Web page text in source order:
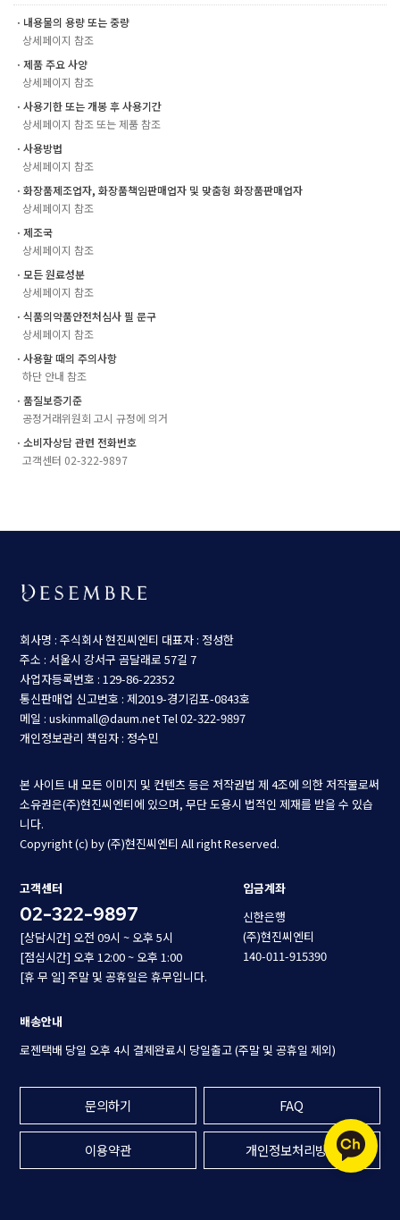
ㆍ내용물의 용량 또는 중량
상세페이지 참조
ㆍ제품 주요 사양
상세페이지 참조
ㆍ사용기한 또는 개봉 후 사용기간
상세페이지 참조 또는 제품 참조
ㆍ사용방법
상세페이지 참조
ㆍ화장품제조업자, 화장품책임판매업자 및 맞춤형 화장품판매업자
상세페이지 참조
ㆍ제조국
상세페이지 참조
ㆍ모든 원료성분
상세페이지 참조
ㆍ식품의약품안전처심사 필 문구
상세페이지 참조
ㆍ사용할 때의 주의사항
하단 안내 참조
ㆍ품질보증기준
공정거래위원회 고시 규정에 의거
ㆍ소비자상담 관련 전화번호
고객센터 02-322-9897
회사명 : 주식회사 현진씨엔티 대표자 : 정성한
주소 : 서울시 강서구 곰달래로 57길 7
사업자등록번호 : 129-86-22352
통신판매업 신고번호 : 제2019-경기김포-0843호
메일 : uskinmall@daum.netTel 02-322-9897
개인정보관리 책임자 : 정수민
본 사이트 내 모든 이미지 및 컨텐츠 등은 저작권법 제 4조에 의한 저작물로써
소유권은(주)현진씨엔티에 있으며, 무단 도용시 법적인 제재를 받을 수 있습
니다.
Copyright (c) by (주)현진씨엔티 All right Reserved.
고객센터
02-322-9897
[상담시간] 오전 09시 ~ 오후 5시
[점심시간] 오후 12:00 ~ 오후 1:00
[휴 무 일] 주말 및 공휴일은 휴무입니다.
입금계좌
신한은행
(주)현진씨엔티
140-011-915390
배송안내
로젠택배 당일 오후 4시 결제완료시 당일출고 (주말 및 공휴일 제외)
문의하기 FAQ
이용약관 개인정보처리방침